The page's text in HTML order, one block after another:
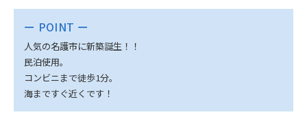
ー POINT ー
人気の名護市に新築誕生！！
民泊使用。
コンビニまで徒歩1分。
海まですぐ近くです！